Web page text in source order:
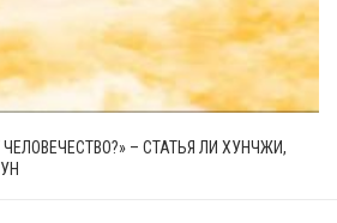
– СТАТЬЯ ЛИ ХУНЧЖИ,